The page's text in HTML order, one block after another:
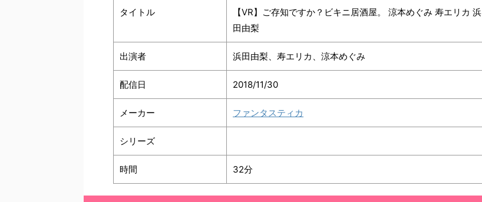
タイトル
【VR】ご存知ですか？ビキニ居酒屋。 涼本めぐみ 寿エリカ 浜
田由梨
出演者 浜田由梨、寿エリカ、涼本めぐみ
配信日 2018/11/30
メーカー ファンタスティカ
シリーズ
時間 32分